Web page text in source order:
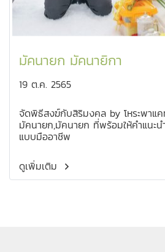
มัคนายก มัคนายิกา
19 ต.ค. 2565
จัดพิธีสงฆ์กับสิริมงคล by โหระพาแค
มัคนายก,มัคนายก ที่พร้อมให้คำแนะน
แบบมืออาชีพ
ดูเพิ่มเติม